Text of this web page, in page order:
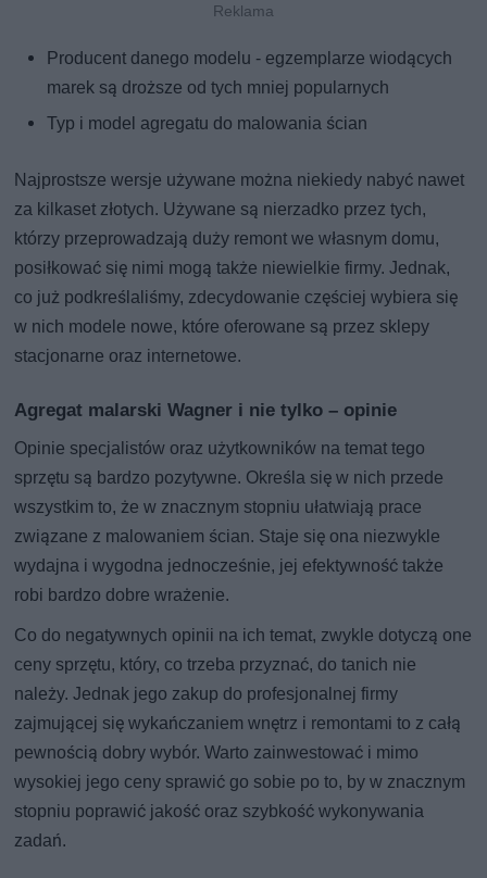
Producent danego modelu - egzemplarze wiodących
marek są droższe od tych mniej popularnych
Typ i model agregatu do malowania ścian
Najprostsze wersje używane można niekiedy nabyć nawet
za kilkaset złotych. Używane są nierzadko przez tych,
którzy przeprowadzają duży remont we własnym domu,
posiłkować się nimi mogą także niewielkie firmy. Jednak,
co już podkreślaliśmy, zdecydowanie częściej wybiera się
w nich modele nowe, które oferowane są przez sklepy
stacjonarne oraz internetowe.
Agregat malarski Wagner i nie tylko – opinie
Opinie specjalistów oraz użytkowników na temat tego
sprzętu są bardzo pozytywne. Określa się w nich przede
wszystkim to, że w znacznym stopniu ułatwiają prace
związane z malowaniem ścian. Staje się ona niezwykle
wydajna i wygodna jednocześnie, jej efektywność także
robi bardzo dobre wrażenie.
Co do negatywnych opinii na ich temat, zwykle dotyczą one
ceny sprzętu, który, co trzeba przyznać, do tanich nie
należy. Jednak jego zakup do profesjonalnej firmy
zajmującej się wykańczaniem wnętrz i remontami to z całą
pewnością dobry wybór. Warto zainwestować i mimo
wysokiej jego ceny sprawić go sobie po to, by w znacznym
stopniu poprawić jakość oraz szybkość wykonywania
zadań.